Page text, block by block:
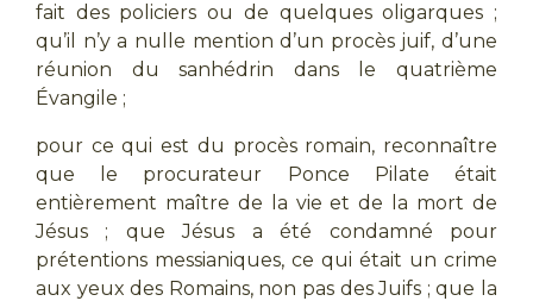
fait des policiers ou de quelques oligarques ;
qu’il n’y a nulle mention d’un procès juif, d’une
réunion du sanhédrin dans le quatrième
Évangile ;
pour ce qui est du procès romain, reconnaître
que le procurateur Ponce Pilate était
entièrement maître de la vie et de la mort de
Jésus ; que Jésus a été condamné pour
prétentions messianiques, ce qui était un crime
aux yeux des Romains, non pas des Juifs ; que la